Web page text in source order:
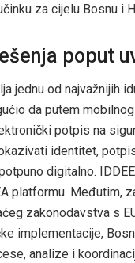
za cijelu Bosnu i
poput
jednu od najvažnijih
da putem
potpis na
identitet,
digitalno.
platformu. Međutim,
zakonodavstva s
implementacije,
analize i